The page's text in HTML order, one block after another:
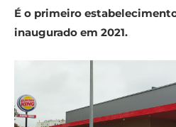
É o primeiro
inaugurado em 2021.